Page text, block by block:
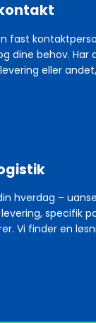
fast
dine behov. Har
eller
hverdag –
specifik
Vi finder en